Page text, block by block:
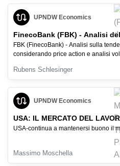
UPNDW Economics
FinecoBank (FBK) - Analisi
FBK (FinecoBank) - Analisi sulla
considerando price action e analisi
Rubens Schlesinger
UPNDW Economics
USA: IL MERCATO DEL
USA-continua a mantenersi buono il
Massimo Moschella